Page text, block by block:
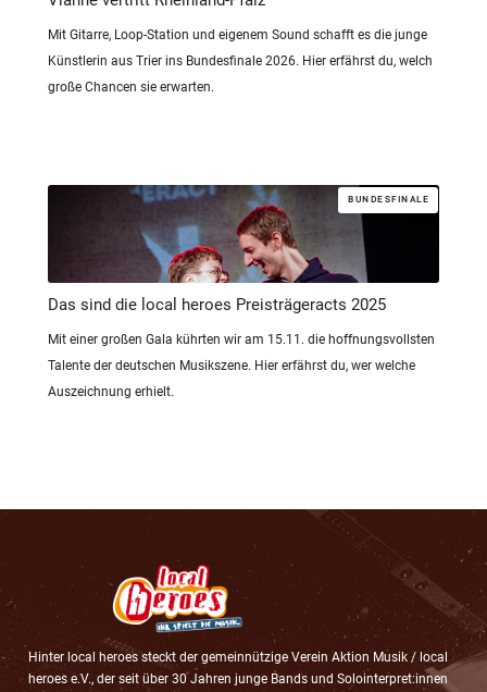
Mit Gitarre, Loop-Station und eigenem Sound schafft es die junge
Künstlerin aus Trier ins Bundesfinale 2026. Hier erfährst du, welch
große Chancen sie erwarten.
BUNDESFINALE
Das sind die local heroes Preisträgeracts 2025
Mit einer großen Gala kührten wir am 15.11. die hoffnungsvollsten
Talente der deutschen Musikszene. Hier erfährst du, wer welche
Auszeichnung erhielt.
Hinter local heroes steckt der gemeinnützige Verein Aktion Musik / local
heroes e.V., der seit über 30 Jahren junge Bands und Solointerpret:innen